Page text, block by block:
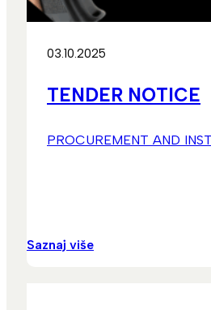
03.10.2025
TENDER NOTICE
PROCUREMENT AND
Saznaj više